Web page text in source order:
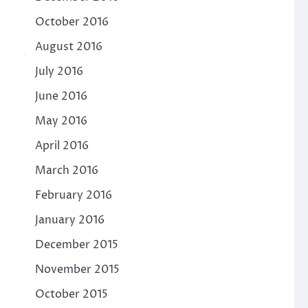
October 2016
August 2016
July 2016
June 2016
May 2016
April 2016
March 2016
February 2016
January 2016
December 2015
November 2015
October 2015